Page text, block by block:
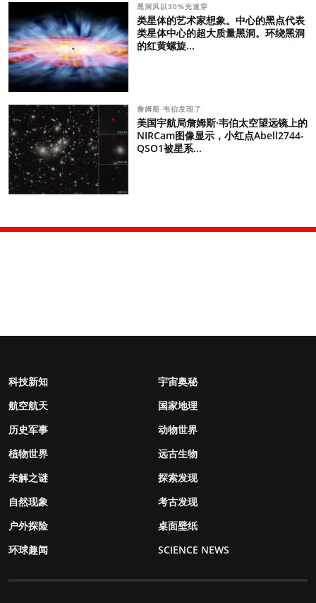
黑洞风以30%光速穿
类星体的艺术家想象。中心的黑点代表
类星体中心的超大质量黑洞。环绕黑洞
的红黄螺旋...
詹姆斯·韦伯发现了
美国宇航局詹姆斯·韦伯太空望远镜上的
NIRCam图像显示，小红点Abell2744-
QSO1被星系...
科技新知
宇宙奥秘
航空航天
国家地理
历史军事
动物世界
植物世界
远古生物
未解之谜
探索发现
自然现象
考古发现
户外探险
桌面壁纸
环球趣闻
SCIENCE NEWS